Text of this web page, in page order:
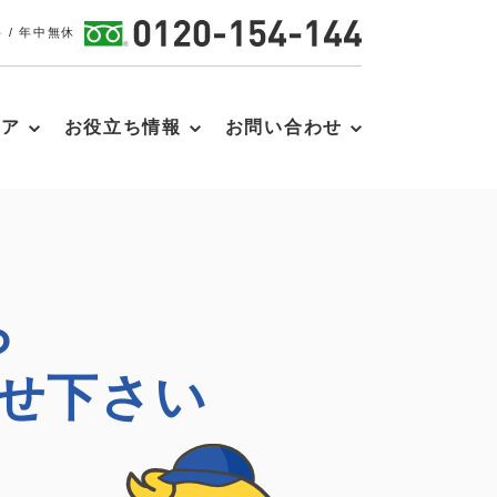
/ 年中無休
お役立ち情報 お問い合わせ
下さい